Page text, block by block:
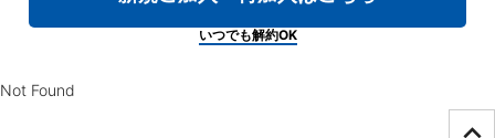
いつでも解約OK
Not Found